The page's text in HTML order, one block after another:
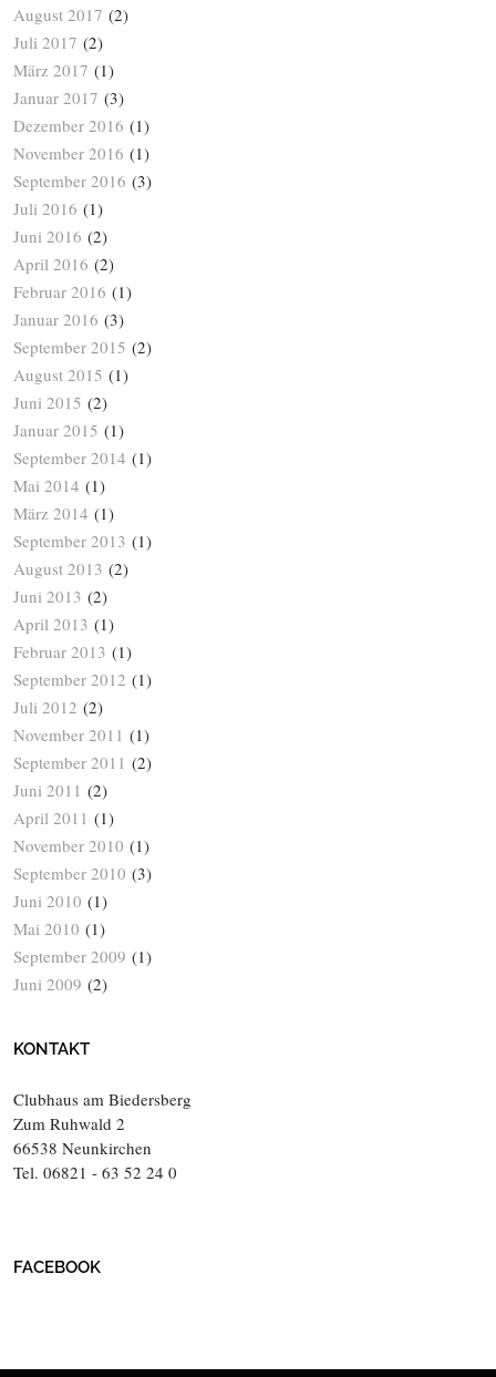
August 2017 (2)
Juli 2017 (2)
März 2017 (1)
Januar 2017 (3)
Dezember 2016 (1)
November 2016 (1)
September 2016 (3)
Juli 2016 (1)
Juni 2016 (2)
April 2016 (2)
Februar 2016 (1)
Januar 2016 (3)
September 2015 (2)
August 2015 (1)
Juni 2015 (2)
Januar 2015 (1)
September 2014 (1)
Mai 2014 (1)
März 2014 (1)
September 2013 (1)
August 2013 (2)
Juni 2013 (2)
April 2013 (1)
Februar 2013 (1)
September 2012 (1)
Juli 2012 (2)
November 2011 (1)
September 2011 (2)
Juni 2011 (2)
April 2011 (1)
November 2010 (1)
September 2010 (3)
Juni 2010 (1)
Mai 2010 (1)
September 2009 (1)
Juni 2009 (2)
KONTAKT
Clubhaus am Biedersberg
Zum Ruhwald 2
66538 Neunkirchen
Tel. 06821 - 63 52 24 0
FACEBOOK